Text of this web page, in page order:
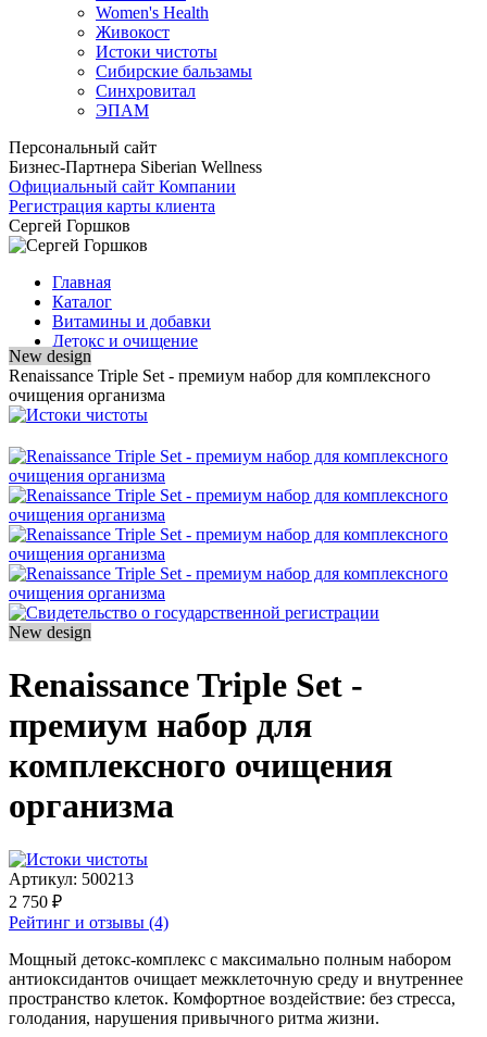
Women's Health
Живокост
Истоки чистоты
Сибирские бальзамы
Синхровитал
ЭПАМ
Персональный сайт
Бизнес-Партнера Siberian Wellness
Официальный сайт Компании
Регистрация карты клиента
Сергей Горшков
Главная
Каталог
Витамины и добавки
Детокс и очищение
New design
Renaissance Triple Set - премиум набор для комплексного
очищения организма
New design
Renaissance Triple Set -
премиум набор для
комплексного очищения
организма
Артикул: 500213
2 750 ₽
Рейтинг и отзывы (4)
Мощный детокс-комплекс с максимально полным набором
антиоксидантов очищает межклеточную среду и внутреннее
пространство клеток. Комфортное воздействие: без стресса,
голодания, нарушения привычного ритма жизни.